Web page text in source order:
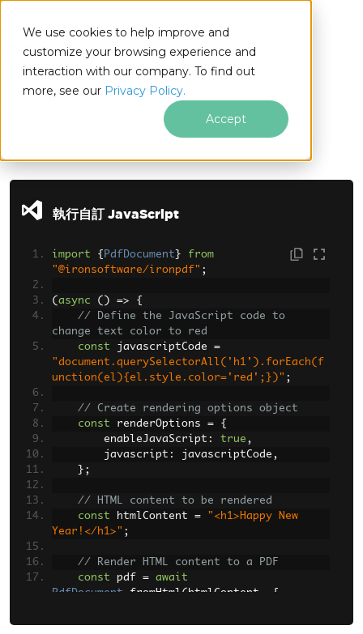
We use cookies to help improve and
customize your browsing experience and
interaction with our company. To find out
more, see our Privacy Policy.
Accept
Node.js
跳至頁尾內容
執行自訂 JavaScript
import { PdfDocument }
from
"@ironsoftware/ironpdf" ;
( async () =>
{
// Define the JavaScript code to
change text color to red
const javascriptCode =
"document.querySelectorAll('h1').forEach(f
unction(el){el.style.color='red';})" ;
// Create rendering options object
const renderOptions =
{
        enableJavaScript
: true ,
        javascript
: javascriptCode ,
};
// HTML content to be rendered
const htmlContent =
"<h1>Happy New
Year!</h1>" ;
// Render HTML content to a PDF
const pdf =
await
PdfDocument
fromHtml ( htmlContent
{